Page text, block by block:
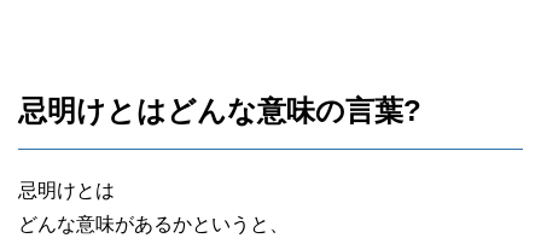
忌明けとはどんな意味の言葉?
忌明けとは
どんな意味があるかというと、